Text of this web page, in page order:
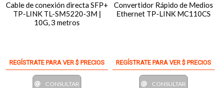
Cable de conexión directa SFP+
TP-LINK TL-SM5220-3M |
10G, 3 metros
REGÍSTRATE PARA VER $ PRECIOS
CONSULTAR
Convertidor Rápido de Medios
Ethernet TP-LINK MC110CS
REGÍSTRATE PARA VER $ PRECIOS
CONSULTAR